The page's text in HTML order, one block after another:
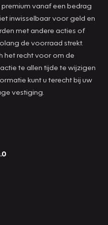
vanaf een bedrag
inwisselbaar voor geld en
met andere acties of
de voorraad strekt.
het recht voor om de
te allen tijde te wijzigen
kunt u terecht bij uw
vestiging.